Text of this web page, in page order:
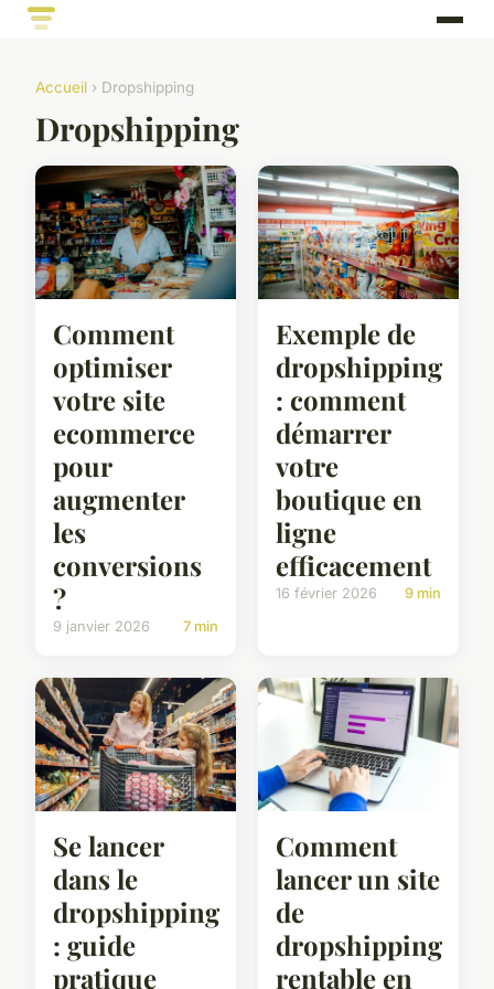
Accueil › Dropshipping
Dropshipping
Comment
optimiser
votre site
ecommerce
pour
augmenter
les
conversions
?
9 janvier 2026 7 min
Exemple de
dropshipping
: comment
démarrer
votre
boutique en
ligne
efficacement
16 février 2026 9 min
Se lancer
dans le
dropshipping
: guide
pratique
Comment
lancer un site
de
dropshipping
rentable en